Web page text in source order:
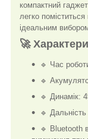
компактний
легко
ідеальним
🚀
🔹 Час
🔹
🔹 Динамік:
🔹
🔹 Bluetooth